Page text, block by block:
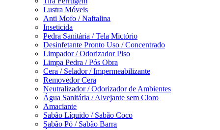
Lustra Móveis
Anti Mofo / Naftalina
Inseticida
Pedra Sanitária / Tela Mictório
Desinfetante Pronto Uso / Concentrado
Limpador / Odorizador Piso
Limpa Pedra / Pós Obra
Cera / Selador / Impermeabilizante
Removedor Cera
Neutralizador / Odorizador de Ambientes
Água Sanitária / Alvejante sem Cloro
Amaciante
Sabão Líquido / Sabão Coco
Sabão Pó / Sabão Barra